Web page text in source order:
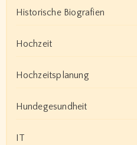
Historische Biografien
Hochzeit
Hochzeitsplanung
Hundegesundheit
IT